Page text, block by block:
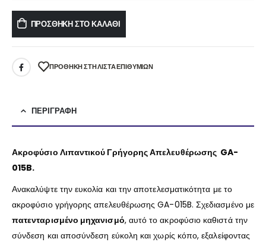
ΠΡΟΣΘΉΚΗ ΣΤΟ ΚΑΛΆΘΙ
ΠΡΌΘΉΚΗ ΣΤΗ ΛΊΣΤΑ ΕΠΙΘΥΜΙΏΝ
ΠΕΡΙΓΡΑΦΉ
Ακροφύσιο Λιπαντικού Γρήγορης Απελευθέρωσης GA-
015B.
Ανακαλύψτε την ευκολία και την αποτελεσματικότητα με το
ακροφύσιο γρήγορης απελευθέρωσης GA-015B. Σχεδιασμένο με
πατενταρισμένο μηχανισμό, αυτό το ακροφύσιο καθιστά την
σύνδεση και αποσύνδεση εύκολη και χωρίς κόπο, εξαλείφοντας